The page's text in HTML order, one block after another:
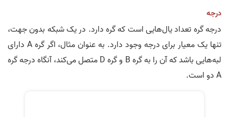
درجه
درجه گره تعداد یال‌هایی است که گره دارد. در یک شبکه بدون جهت،
تنها یک معیار برای درجه وجود دارد. به عنوان مثال، اگر گره A دارای
لبه‌هایی باشد که آن را به گره B و گره D متصل می‌کند، آنگاه درجه گره
A دو است.